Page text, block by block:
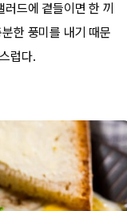
드에 곁들이면 한 끼
한 풍미를 내기 때문
럽다.